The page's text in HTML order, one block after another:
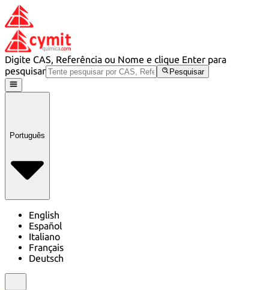
Digite CAS, Referência ou Nome e clique Enter para
pesquisar
Pesquisar
Português
English
Español
Italiano
Français
Deutsch